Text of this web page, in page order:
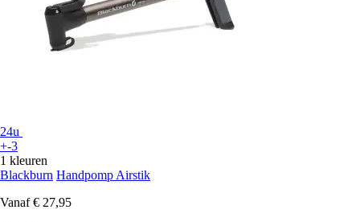
24u
+-3
1 kleuren
Blackburn Handpomp Airstik
Vanaf € 27,95